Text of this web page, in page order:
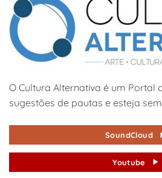
O Cultura Alternativa é um Portal
sugestões de pautas e esteja
SoundCloud
Youtube